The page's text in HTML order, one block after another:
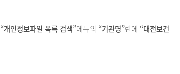
“개인정보파일 목록 검색”메뉴의 “기관명”란에 “대전보건